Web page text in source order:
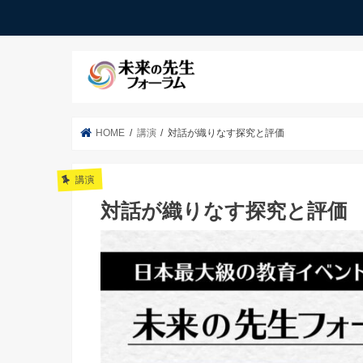
HOME 講演 対話が織りなす探究と評価
講演
対話が織りなす探究と評